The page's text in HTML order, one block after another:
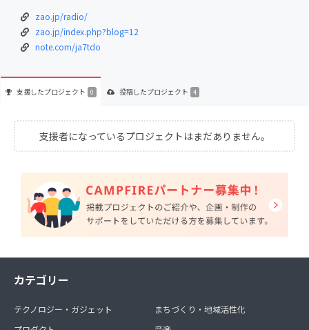
zao.jp/radio/
zao.jp/index.php?blog=12
note.com/ja7tdo
支援したプロジェクト 0 投稿したプロジェクト 4
支援者になっているプロジェクトはまだありません。
カテゴリー
テクノロジー・ガジェット
まちづくり・地域活性化